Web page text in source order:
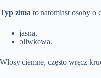
Typ zima to natomiast osoby o
jasna,
oliwkowa.
Włosy ciemne, często wręcz